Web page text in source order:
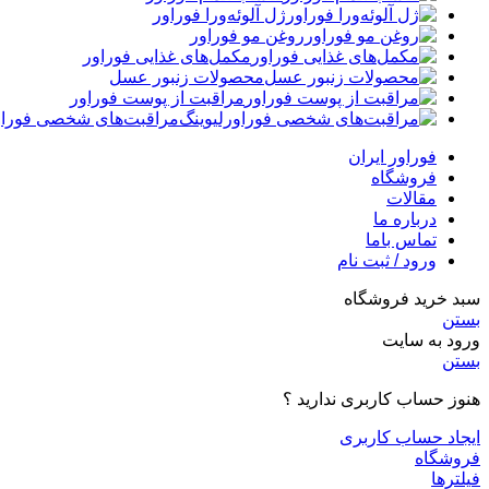
ژل آلوئه‌ورا فوراور
روغن مو فوراور
مکمل‌های غذایی فوراور
محصولات زنبور عسل
مراقبت از پوست فوراور
مراقبت‌های شخصی
فوراور ایران
فروشگاه
مقالات
درباره ما
تماس باما
ورود / ثبت نام
سبد خرید فروشگاه
بستن
ورود به سایت
بستن
هنوز حساب کاربری ندارید ؟
ایجاد حساب کاربری
فروشگاه
فیلترها